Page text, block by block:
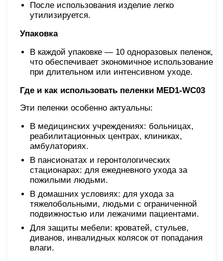
После использования изделие легко
утилизируется.
Упаковка
В каждой упаковке — 10 одноразовых пеленок,
что обеспечивает экономичное использование
при длительном или интенсивном уходе.
Где и как использовать пеленки MED1-WC03
Эти пеленки особенно актуальны:
В медицинских учреждениях: больницах,
реабилитационных центрах, клиниках,
амбулаториях.
В пансионатах и геронтологических
стационарах: для ежедневного ухода за
пожилыми людьми.
В домашних условиях: для ухода за
тяжелобольными, людьми с ограниченной
подвижностью или лежачими пациентами.
Для защиты мебели: кроватей, стульев,
диванов, инвалидных колясок от попадания
влаги.